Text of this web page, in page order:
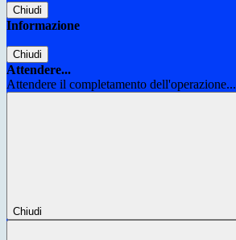
Chiudi
Informazione
Chiudi
Attendere...
Attendere il completamento dell'operazione...
Chiudi